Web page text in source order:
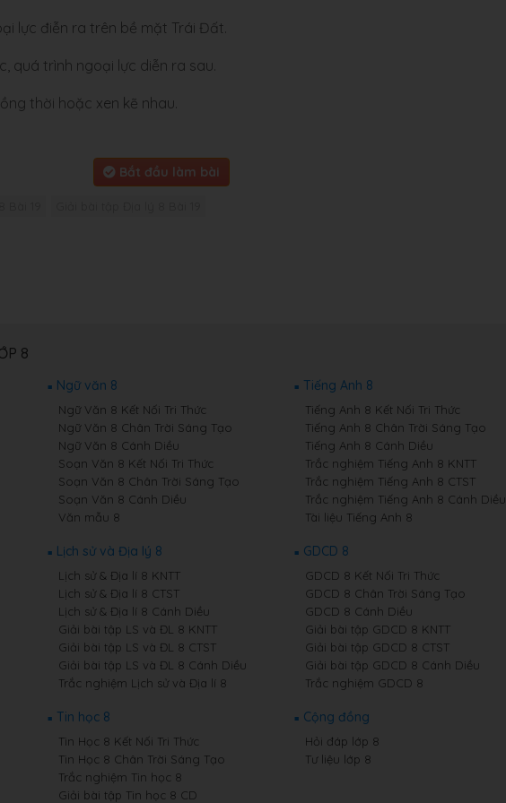
lực điễn ra trên bề mặt Trái Đất.
quá trình ngoại lực diễn ra sau.
thời hoặc xen kẽ nhau.
Bắt đầu làm bài
8
Ngữ văn 8
Ngữ Văn 8 Kết Nối Tri Thức
Ngữ Văn 8 Chân Trời Sáng Tạo
Ngữ Văn 8 Cánh Diều
Soạn Văn 8 Kết Nối Tri Thức
Soạn Văn 8 Chân Trời Sáng Tạo
Soạn Văn 8 Cánh Diều
Văn mẫu 8
Tiếng Anh 8
Tiếng Anh 8 Kết Nối Tri Thức
Tiếng Anh 8 Chân Trời Sáng Tạo
Tiếng Anh 8 Cánh Diều
Trắc nghiệm Tiếng Anh 8 KNTT
Trắc nghiệm Tiếng Anh 8 CTST
Trắc nghiệm Tiếng Anh 8 Cánh Diều
Tài liệu Tiếng Anh 8
Lịch sử và Địa lý 8
Lịch sử & Địa lí 8 KNTT
Lịch sử & Địa lí 8 CTST
Lịch sử & Địa lí 8 Cánh Diều
Giải bài tập LS và ĐL 8 KNTT
Giải bài tập LS và ĐL 8 CTST
Giải bài tập LS và ĐL 8 Cánh Diều
Trắc nghiệm Lịch sử và Địa lí 8
GDCD 8
GDCD 8 Kết Nối Tri Thức
GDCD 8 Chân Trời Sáng Tạo
GDCD 8 Cánh Diều
Giải bài tập GDCD 8 KNTT
Giải bài tập GDCD 8 CTST
Giải bài tập GDCD 8 Cánh Diều
Trắc nghiệm GDCD 8
Tin học 8
Tin Học 8 Kết Nối Tri Thức
Tin Học 8 Chân Trời Sáng Tạo
Trắc nghiệm Tin học 8
Giải bài tập Tin học 8 CD
Cộng đồng
Hỏi đáp lớp 8
Tư liệu lớp 8